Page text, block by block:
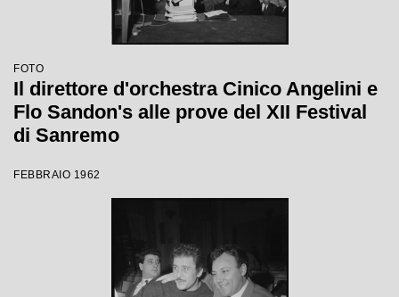
FOTO
Il direttore d'orchestra Cinico Angelini e
Flo Sandon's alle prove del XII Festival
di Sanremo
FEBBRAIO 1962